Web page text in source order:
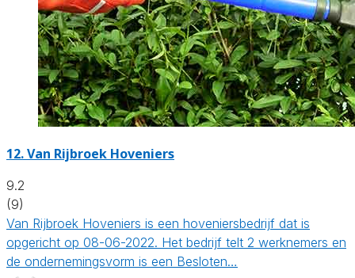
12.Van Rijbroek Hoveniers
9.2
(9)
Van Rijbroek Hoveniers is een hoveniersbedrijf dat is
opgericht op 08-06-2022. Het bedrijf telt 2 werknemers en
de ondernemingsvorm is een Besloten…